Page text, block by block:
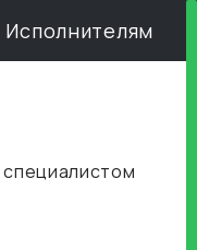
Исполнителям